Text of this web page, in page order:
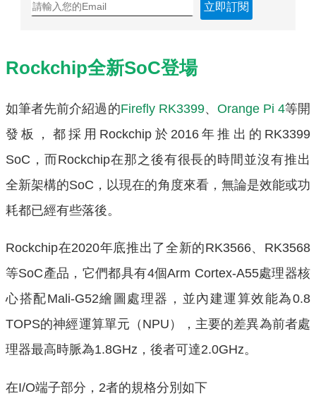
立即訂閱
Rockchip全新SoC登場
如筆者先前介紹過的Firefly RK3399、 Orange Pi 4等開
發板，都採用Rockchip於2016年推出的RK3399
SoC，而Rockchip在那之後有很長的時間並沒有推出
全新架構的SoC，以現在的角度來看，無論是效能或功
耗都已經有些落後。
Rockchip在2020年底推出了全新的RK3566、RK3568
等SoC產品，它們都具有4個Arm Cortex-A55處理器核
心搭配Mali-G52繪圖處理器，並內建運算效能為0.8
TOPS的神經運算單元（NPU），主要的差異為前者處
理器最高時脈為1.8GHz，後者可達2.0GHz。
在I/O端子部分，2者的規格分別如下